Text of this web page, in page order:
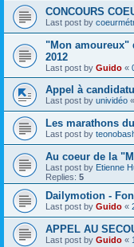
CONCOURS
Last post by
"Mon amoureux"
2012
Last post by Guido «
Appel à
Last post by unividéo «
Les marathons
Last post by
Au coeur de la
Last post by Etienne
Replies: 5
Dailymotion -
Last post by Guido «
APPEL AU
Last post by Guido «